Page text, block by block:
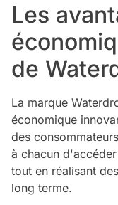
Les
de
La marque
économique
des
à chacun
tout en réalisant
long terme.